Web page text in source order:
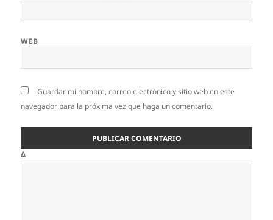
WEB
Guardar mi nombre, correo electrónico y sitio web en este
navegador para la próxima vez que haga un comentario.
Δ